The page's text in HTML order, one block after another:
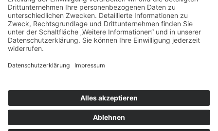
Fr. 7:30 bis 17:00
Sa. 9:00 bis 12:00
Rechtliches
Impressum
Datenschutzerklärung
Barrierefreiheitserklärung